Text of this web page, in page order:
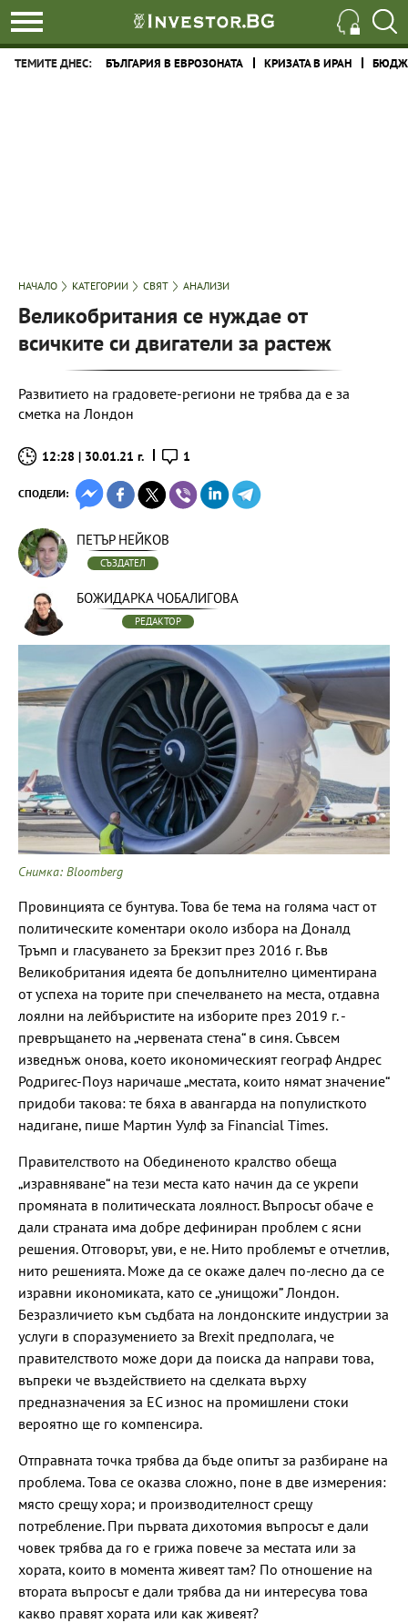
ТЕМИТЕ ДНЕС: БЪЛГАРИЯ В ЕВРОЗОНАТА КРИЗАТА В ИРАН
НАЧАЛО КАТЕГОРИИ СВЯТ АНАЛИЗИ
Великобритания се нуждае от
всичките си двигатели за растеж
Развитието на градовете-региони не трябва да е за
сметка на Лондон
12:28 | 30.01.21 г. 1
СПОДЕЛИ:
ПЕТЪР НЕЙКОВ
СЪЗДАТЕЛ
БОЖИДАРКА ЧОБАЛИГОВА
РЕДАКТОР
Снимка: Bloomberg
Провинцията се бунтува. Това бе тема на голяма част от
политическите коментари около избора на Доналд
Тръмп и гласуването за Брекзит през 2016 г. Във
Великобритания идеята бе допълнително циментирана
от успеха на торите при спечелването на места, отдавна
лоялни на лейбъристите на изборите през 2019 г. -
превръщането на „червената стена“ в синя. Съвсем
изведнъж онова, което икономическият географ Андрес
Родригес-Поуз наричаше „местата, които нямат значение“
придоби такова: те бяха в авангарда на популисткото
надигане, пише Мартин Уулф за Financial Times.
Правителството на Обединеното кралство обеща
„изравняване“ на тези места като начин да се укрепи
промяната в политическата лоялност. Въпросът обаче е
дали страната има добре дефиниран проблем с ясни
решения. Отговорът, уви, е не. Нито проблемът е отчетлив,
нито решенията. Може да се окаже далеч по-лесно да се
изравни икономиката, като се „унищожи” Лондон.
Безразличието към съдбата на лондонските индустрии за
услуги в споразумението за Brexit предполага, че
правителството може дори да поиска да направи това,
въпреки че въздействието на сделката върху
предназначения за ЕС износ на промишлени стоки
вероятно ще го компенсира.
Отправната точка трябва да бъде опитът за разбиране на
проблема. Това се оказва сложно, поне в две измерения:
място срещу хора; и производителност срещу
потребление. При първата дихотомия въпросът е дали
човек трябва да го е грижа повече за местата или за
хората, които в момента живеят там? По отношение на
втората въпросът е дали трябва да ни интересува това
какво правят хората или как живеят?